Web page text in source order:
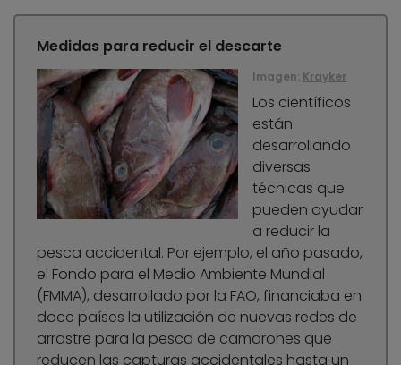
Medidas para reducir el descarte
Imagen: Krayker
Los científicos
están
desarrollando
diversas
técnicas que
pueden ayudar
a reducir la
pesca accidental. Por ejemplo, el año pasado,
el Fondo para el Medio Ambiente Mundial
(FMMA), desarrollado por la FAO, financiaba en
doce países la utilización de nuevas redes de
arrastre para la pesca de camarones que
reducen las capturas accidentales hasta un